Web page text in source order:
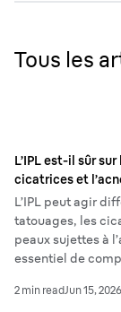
Tous les
L’IPL est-il sûr
cicatrices et
L’IPL peut agir
tatouages, les
peaux sujettes à
essentiel de
sécurité. Dans ce
2 min readJun 15, 2026